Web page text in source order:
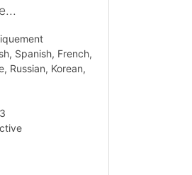
Spanish, French,
Russian, Korean,